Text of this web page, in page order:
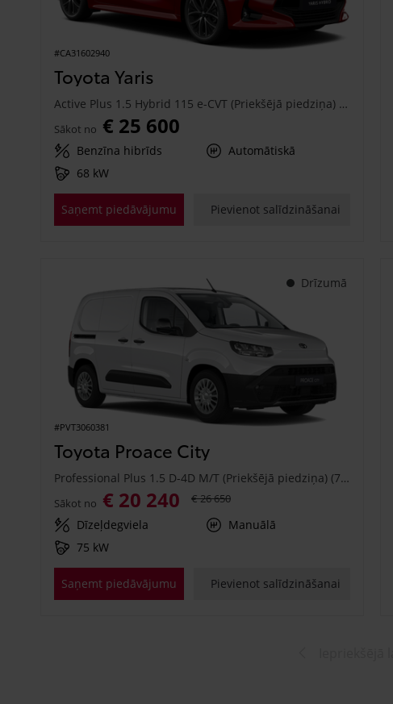
#CA31602940
Toyota Yaris
Active Plus 1.5 Hybrid 115 e-CVT (Priekšējā piedziņa) (68 kW)
Sākot no € 25 600
Benzīna hibrīds
Automātiskā
68 kW
Saņemt piedāvājumu Pievienot salīdzināšanai
Drīzumā
#PVT3060381
Toyota Proace City
Professional Plus 1.5 D-4D M/T (Priekšējā piedziņa) (75 kW)
Sākot no € 20 240 € 26 650
Dīzeļdegviela
Manuālā
75 kW
Saņemt piedāvājumu Pievienot salīdzināšanai